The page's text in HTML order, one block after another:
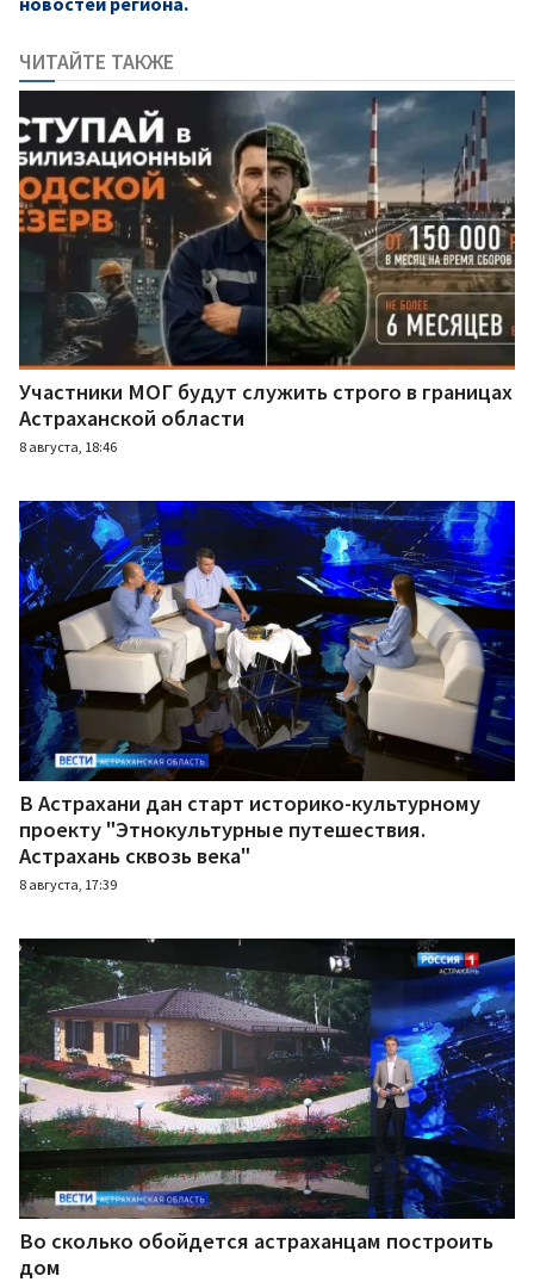
ЧИТАЙТЕ ТАКЖЕ
Участники МОГ будут служить строго в границах
Астраханской области
8 августа, 18:46
В Астрахани дан старт историко-культурному
проекту "Этнокультурные путешествия.
Астрахань сквозь века"
8 августа, 17:39
Во сколько обойдется астраханцам построить
дом